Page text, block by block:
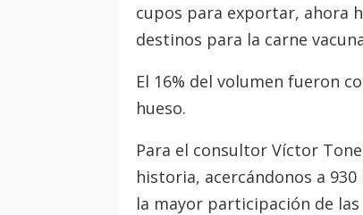
cupos para exportar, ahora
destinos para la carne
El 16% del volumen fueron
hueso.
Para el consultor Víctor
historia, acercándonos a
la mayor participación de